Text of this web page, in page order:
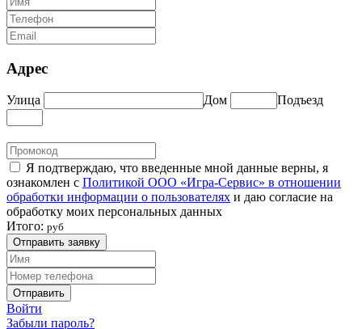
Адрес
Улица Дом Подъезд
Я подтверждаю, что введенные мной данные верны, я
ознакомлен с Политикой ООО «Игра-Сервис» в отношении
обработки информации о пользователях и даю согласие на
обработку моих персональных данных
Итого: руб
Отправить заявку
Отправить
Войти
Забыли пароль?